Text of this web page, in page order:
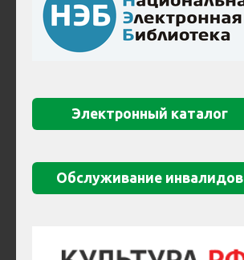
Электронный каталог
Обслуживание инвалидов